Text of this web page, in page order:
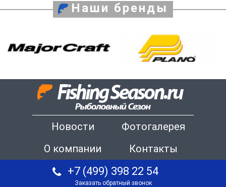
Наши бренды
Новости
Фотогалерея
О компании
Контакты
+7 (499) 398 22 54
Заказать обратный звонок